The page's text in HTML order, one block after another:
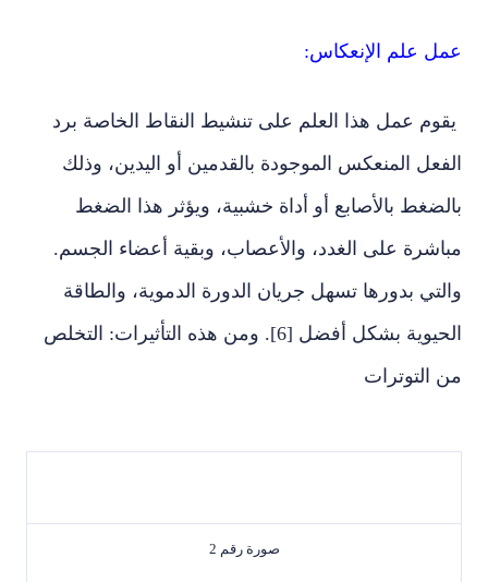
عمل علم الإنعكاس:
يقوم عمل هذا العلم على تنشيط النقاط الخاصة برد
الفعل المنعكس الموجودة بالقدمين أو اليدين، وذلك
بالضغط بالأصابع أو أداة خشبية، ويؤثر هذا الضغط
مباشرة على الغدد، والأعصاب، وبقية أعضاء الجسم.
والتي بدورها تسهل جريان الدورة الدموية، والطاقة
الحيوية بشكل أفضل [6]. ومن هذه التأثيرات: التخلص
من التوترات
صورة رقم 2